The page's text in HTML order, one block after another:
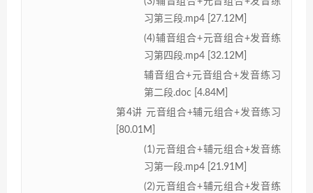
习第三段.mp4 [27.12M]
(4)辅音组合+元音组合+发音练
习第四段.mp4 [32.12M]
辅音组合+元音组合+发音练习
第二段.doc [4.84M]
第4讲 元音组合+辅元组合+发音练习
[80.01M]
(1)元音组合+辅元组合+发音练
习第一段.mp4 [21.91M]
(2)元音组合+辅元组合+发音练